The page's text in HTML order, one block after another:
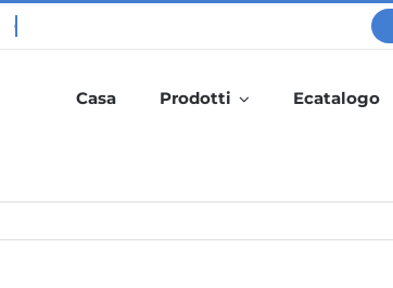
Casa Prodotti Ecatalogo